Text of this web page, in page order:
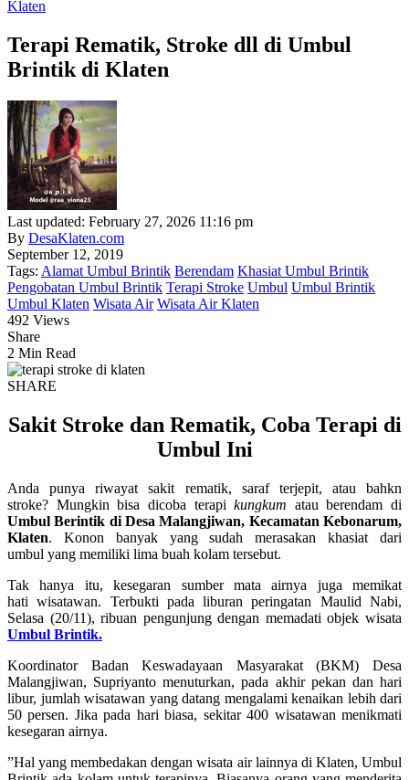
Klaten
Terapi Rematik, Stroke dll di Umbul
Brintik di Klaten
Last updated: February 27, 2026 11:16 pm
By DesaKlaten.com
September 12, 2019
Tags: Alamat Umbul Brintik Berendam Khasiat Umbul Brintik
Pengobatan Umbul Brintik Terapi Stroke Umbul Umbul Brintik
Umbul Klaten Wisata Air Wisata Air Klaten
492 Views
Share
2 Min Read
SHARE
Sakit Stroke dan Rematik, Coba Terapi di
Umbul Ini
Anda punya riwayat sakit rematik, saraf terjepit, atau bahkn
stroke? Mungkin bisa dicoba terapikungkum atau berendam di
Umbul Berintik di Desa Malangjiwan, Kecamatan Kebonarum,
Klaten. Konon banyak yang sudah merasakan khasiat dari
umbul yang memiliki lima buah kolam tersebut.
Tak hanya itu, kesegaran sumber mata airnya juga memikat
hati wisatawan. Terbukti pada liburan peringatan Maulid Nabi,
Selasa (20/11), ribuan pengunjung dengan memadati objek wisata
Umbul Brintik.
Koordinator Badan Keswadayaan Masyarakat (BKM) Desa
Malangjiwan, Supriyanto menuturkan, pada akhir pekan dan hari
libur, jumlah wisatawan yang datang mengalami kenaikan lebih dari
50 persen. Jika pada hari biasa, sekitar 400 wisatawan menikmati
kesegaran airnya.
”Hal yang membedakan dengan wisata air lainnya di Klaten, Umbul